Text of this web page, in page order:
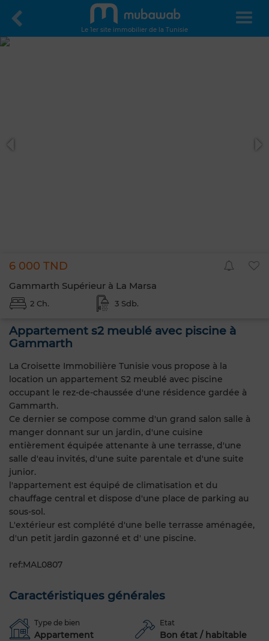
Le 1er site immobilier de la Tunisie
6 000 TND
Gammarth Supérieur à La Marsa
2 Ch. 3 Sdb.
Appartement s2 meublé avec piscine à
Gammarth
La Croisette Immobilière Tunisie vous propose à la
location un appartement S2 meublé avec piscine
occupant le rez-de-chaussée d'une résidence gardée à
Gammarth.
Ce dernier se compose comme d'un grand salon salle à
manger donnant sur un jardin, d'une cuisine
entièrement équipée attenante à une terrasse, d'une
salle d'eau invités, d'une suite parentale et d'une suite
junior.
l'appartement est équipé de climatisation et du
chauffage central et dispose d'une place de parking au
sous-sol.
L'extérieur est complété d'une belle terrasse aménagée,
d'un petit jardin gazonné et d' une piscine.
ref:MAL0807
Caractéristiques générales
Type de bien
Appartement
Etat
Bon état / habitable